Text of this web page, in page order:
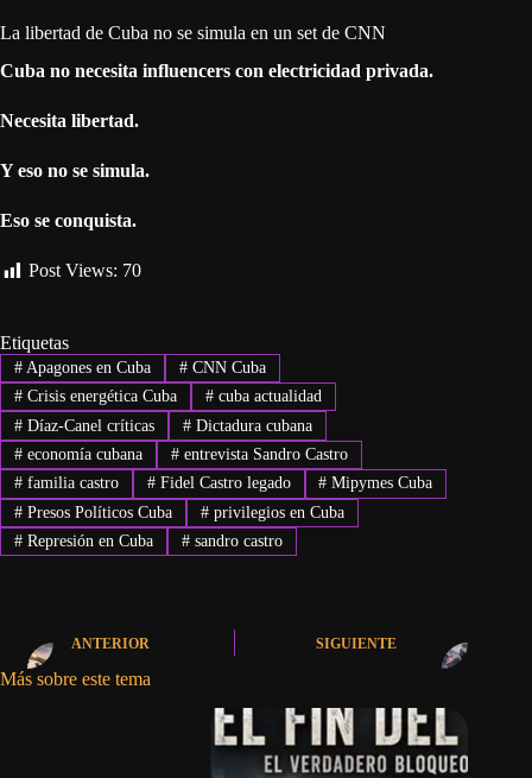
La libertad de Cuba no se simula en un set de CNN
Cuba no necesita influencers con electricidad privada.
Necesita libertad.
Y eso no se simula.
Eso se conquista.
Post Views: 70
Etiquetas
#Apagones en Cuba #CNN Cuba
#Crisis energética Cuba #cuba actualidad
#Díaz-Canel críticas #Dictadura cubana
#economía cubana #entrevista Sandro Castro
#familia castro #Fidel Castro legado # Mipymes Cuba
#Presos Políticos Cuba #privilegios en Cuba
#Represión en Cuba #sandro castro
ANTERIOR SIGUIENTE
Más sobre este tema